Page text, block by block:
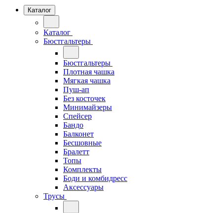
Каталог
Каталог
Бюстгальтеры
Бюстгальтеры
Плотная чашка
Мягкая чашка
Пуш-ап
Без косточек
Минимайзеры
Спейсер
Бандо
Балконет
Бесшовные
Бралетт
Топы
Комплекты
Боди и комбидресс
Аксессуары
Трусы